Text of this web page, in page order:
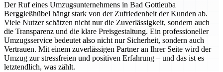
Der Ruf eines Umzugsunternehmens in Bad Gottleuba
Berggießhübel hängt stark von der Zufriedenheit der Kunden ab.
Viele Nutzer schätzen nicht nur die Zuverlässigkeit, sondern auch
die Transparenz und die klare Preisgestaltung. Ein professioneller
Umzugsservice bedeutet also nicht nur Sicherheit, sondern auch
Vertrauen. Mit einem zuverlässigen Partner an Ihrer Seite wird der
Umzug zur stressfreien und positiven Erfahrung – und das ist es
letztendlich, was zählt.